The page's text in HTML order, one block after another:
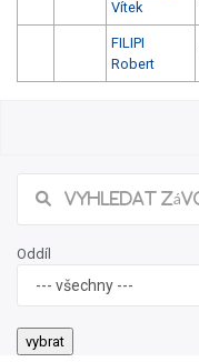
Vítek
FILIPI
Robert
Oddíl